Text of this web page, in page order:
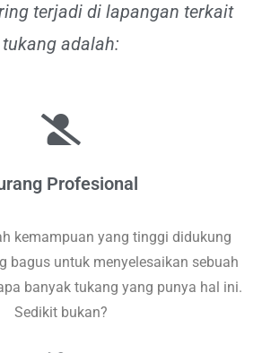
terjadi di lapangan terkait
tukang adalah:
Profesional
kemampuan yang tinggi didukung
bagus untuk menyelesaikan sebuah
banyak tukang yang punya hal ini.
Sedikit bukan?